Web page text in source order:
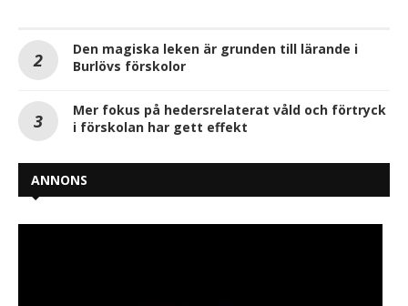
Den magiska leken är grunden till lärande i
Burlövs förskolor
Mer fokus på hedersrelaterat våld och förtryck
i förskolan har gett effekt
ANNONS